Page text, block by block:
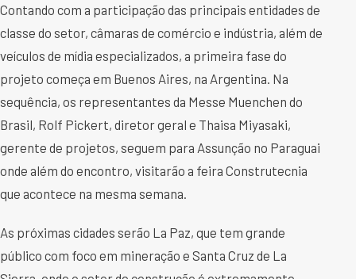
Contando com a participação das principais entidades de
classe do setor, câmaras de comércio e indústria, além de
veículos de mídia especializados, a primeira fase do
projeto começa em Buenos Aires, na Argentina. Na
sequência, os representantes da Messe Muenchen do
Brasil, Rolf Pickert, diretor geral e Thaisa Miyasaki,
gerente de projetos, seguem para Assunção no Paraguai
onde além do encontro, visitarão a feira Construtecnia
que acontece na mesma semana.
As próximas cidades serão La Paz, que tem grande
público com foco em mineração e Santa Cruz de La